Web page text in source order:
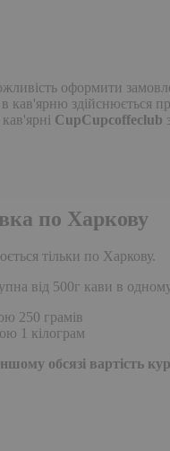
оформити
кав'ярню здійснюється
CupCupcoffeclub
по Харкову
тільки по Харкову.
від 500г кави в
250 грамів
1 кілограм
обсязі вартість